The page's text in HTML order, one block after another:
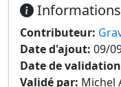
Informations
Contributeur:
Date d'ajout: 09/
Date de
Validé par: Michel